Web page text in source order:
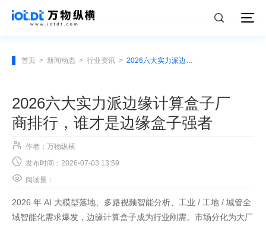
首页 > 新闻动态 > 行业资讯 > 2026六大实力派边缘计算盒子厂商排行，谁才是边缘盒子强者
2026六大实力派边缘计算盒子厂
商排行，谁才是边缘盒子强者
 作者：万物纵横
 发布时间：2026-07-03 13:59
 阅读量：
2026 年 AI 大模型落地、多路视频智能分析、工业 / 工地 / 城管全
域智能化需求爆发，边缘计算盒子成为行业刚需。市场分化为大厂